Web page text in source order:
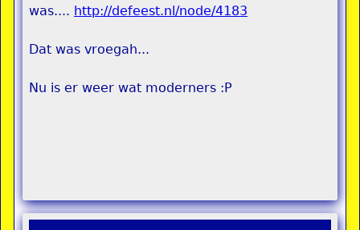
was.... http://defeest.nl/node/4183
Dat was vroegah...
Nu is er weer wat moderners :P